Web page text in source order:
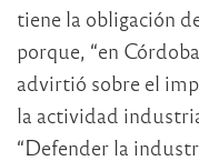
tiene la obligación
porque, “en
advirtió sobre el
la actividad
“Defender la